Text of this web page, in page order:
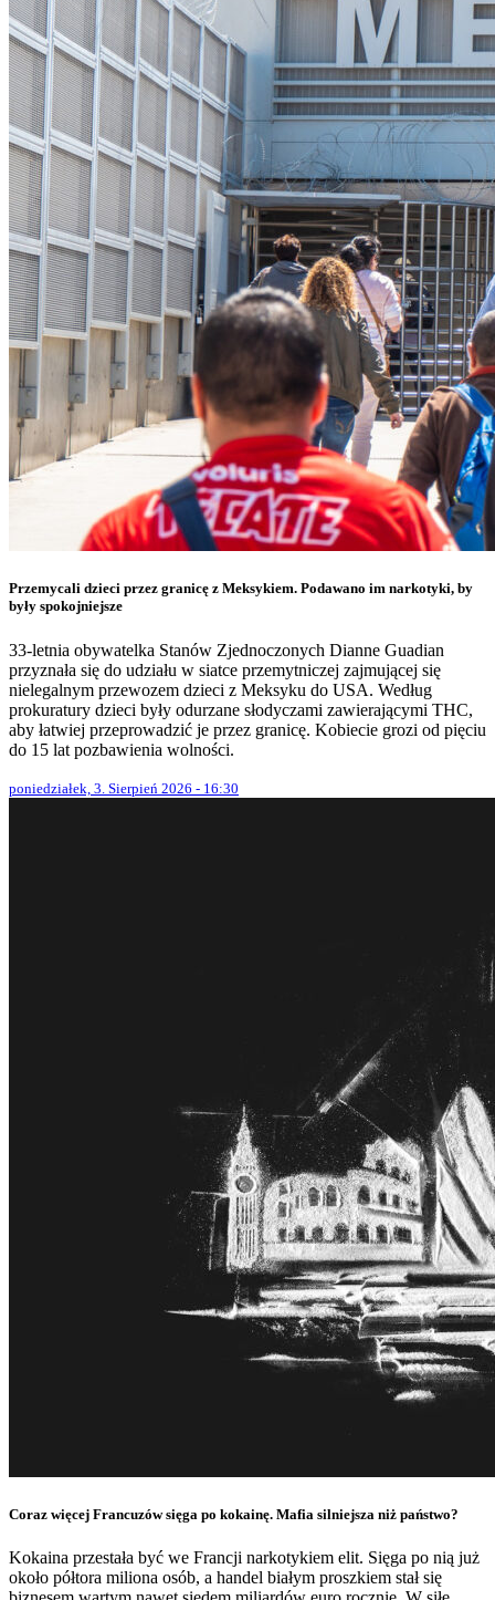
Przemycali dzieci przez granicę z Meksykiem. Podawano im narkotyki, by
były spokojniejsze
33-letnia obywatelka Stanów Zjednoczonych Dianne Guadian
przyznała się do udziału w siatce przemytniczej zajmującej się
nielegalnym przewozem dzieci z Meksyku do USA. Według
prokuratury dzieci były odurzane słodyczami zawierającymi THC,
aby łatwiej przeprowadzić je przez granicę. Kobiecie grozi od pięciu
do 15 lat pozbawienia wolności.
poniedziałek, 3. Sierpień 2026 - 16:30
Coraz więcej Francuzów sięga po kokainę. Mafia silniejsza niż państwo?
Kokaina przestała być we Francji narkotykiem elit. Sięga po nią już
około półtora miliona osób, a handel białym proszkiem stał się